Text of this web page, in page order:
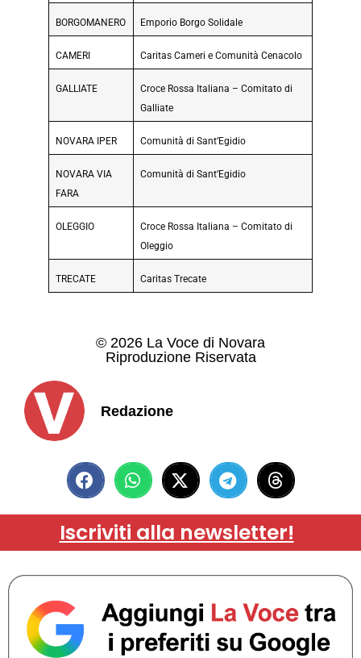
BORGOMANERO Emporio Borgo Solidale
CAMERI Caritas Cameri e Comunità Cenacolo
GALLIATE
Croce Rossa Italiana – Comitato di
Galliate
NOVARA IPER Comunità di Sant’Egidio
NOVARA VIA
FARA
Comunità di Sant’Egidio
OLEGGIO
Croce Rossa Italiana – Comitato di
Oleggio
TRECATE Caritas Trecate
© 2026 La Voce di Novara
Riproduzione Riservata
Redazione
Iscriviti alla newsletter!